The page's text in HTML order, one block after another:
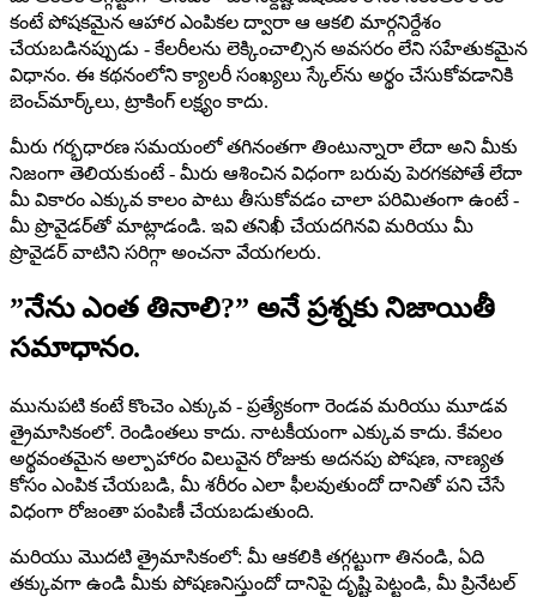
కంటే పోషకమైన ఆహార ఎంపికల ద్వారా ఆ ఆకలి మార్గనిర్దేశం
చేయబడినప్పుడు - కేలరీలను లెక్కించాల్సిన అవసరం లేని సహేతుకమైన
విధానం. ఈ కథనంలోని క్యాలరీ సంఖ్యలు స్కేల్‌ను అర్థం చేసుకోవడానికి
బెంచ్‌మార్క్‌లు, ట్రాకింగ్ లక్ష్యం కాదు.
మీరు గర్భధారణ సమయంలో తగినంతగా తింటున్నారా లేదా అని మీకు
నిజంగా తెలియకుంటే - మీరు ఆశించిన విధంగా బరువు పెరగకపోతే లేదా
మీ వికారం ఎక్కువ కాలం పాటు తీసుకోవడం చాలా పరిమితంగా ఉంటే -
మీ ప్రొవైడర్‌తో మాట్లాడండి. ఇవి తనిఖీ చేయదగినవి మరియు మీ
ప్రొవైడర్ వాటిని సరిగ్గా అంచనా వేయగలరు.
”నేను ఎంత తినాలి?” అనే ప్రశ్నకు నిజాయితీ
సమాధానం.
మునుపటి కంటే కొంచెం ఎక్కువ - ప్రత్యేకంగా రెండవ మరియు మూడవ
త్రైమాసికంలో. రెండింతలు కాదు. నాటకీయంగా ఎక్కువ కాదు. కేవలం
అర్థవంతమైన అల్పాహారం విలువైన రోజుకు అదనపు పోషణ, నాణ్యత
కోసం ఎంపిక చేయబడి, మీ శరీరం ఎలా ఫీలవుతుందో దానితో పని చేసే
విధంగా రోజంతా పంపిణీ చేయబడుతుంది.
మరియు మొదటి త్రైమాసికంలో: మీ ఆకలికి తగ్గట్టుగా తినండి, ఏది
తక్కువగా ఉండి మీకు పోషణనిస్తుందో దానిపై దృష్టి పెట్టండి, మీ ప్రినేటల్